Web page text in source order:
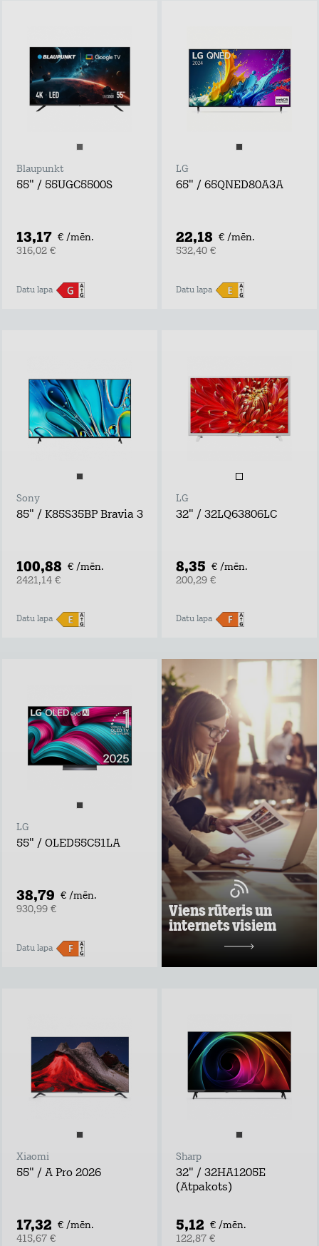
Blaupunkt
55" / 55UGC5500S
13,17 € /mēn.
316,02 €
Datu lapa
LG
65" / 65QNED80A3A
22,18 € /mēn.
532,40 €
Datu lapa
Sony
85" / K85S35BP Bravia 3
100,88 € /mēn.
2421,14 €
Datu lapa
LG
32" / 32LQ63806LC
8,35 € /mēn.
200,29 €
Datu lapa
LG
55" / OLED55C51LA
38,79 € /mēn.
930,99 €
Datu lapa
Viens rūteris un
internets visiem
Viens rūteris un
internets visiem
Lieto rūteri visur,
kur rozete!
noformē
pieteikumu tepat
atvedīsim bez
maksas
ņem rūteri līdzi un
lieto internetu
visur
Pārbaudi, kas
vislabāk der tavā
adresē un noformē
darījumu!
Uzzināt vairāk
10,98 €/mēn.
Xiaomi
55" / A Pro 2026
17,32 € /mēn.
415,67 €
Sharp
32" / 32HA1205E
(Atpakots)
5,12 € /mēn.
122,87 €